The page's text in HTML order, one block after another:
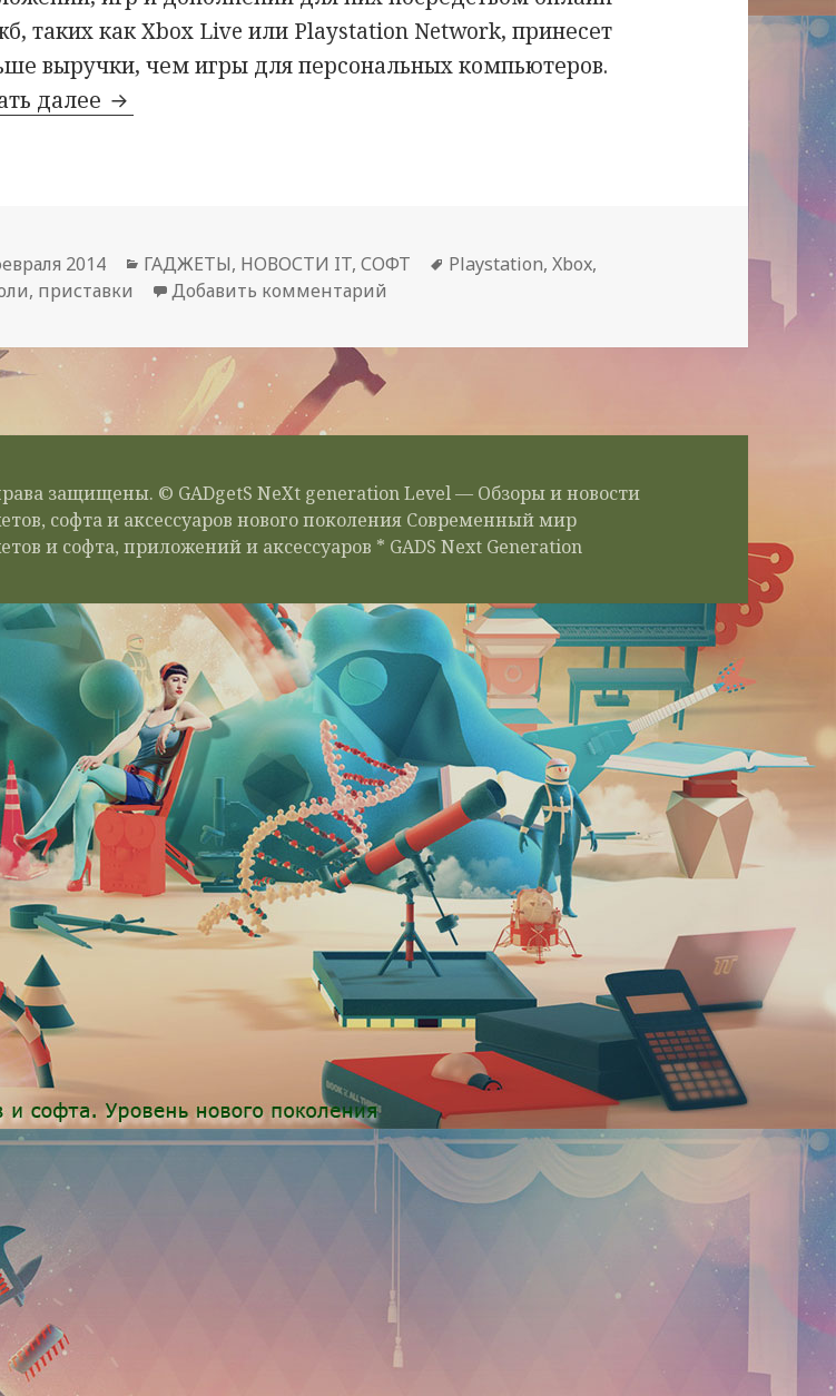
таких как Xbox Live или Playstation Network, принесет
выручки, чем игры для персональных компьютеров.
далее На рынке компьютерных игр лидерство берут консольные
2014 Рубрики
ГАДЖЕТЫ, НОВОСТИ IT,СОФТ Метки
Playstation,Xbox,
, приставки Добавить комментарий к записи На рынке компьютерных игр
защищены. © GADgetS NeXt generation Level — Обзоры и новости
софта и аксессуаров нового поколения Современный мир
и софта, приложений и аксессуаров * GADS Next Generation